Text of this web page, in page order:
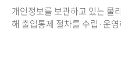
개인정보를 보관하고 있는 물
해 출입통제 절차를 수립·운